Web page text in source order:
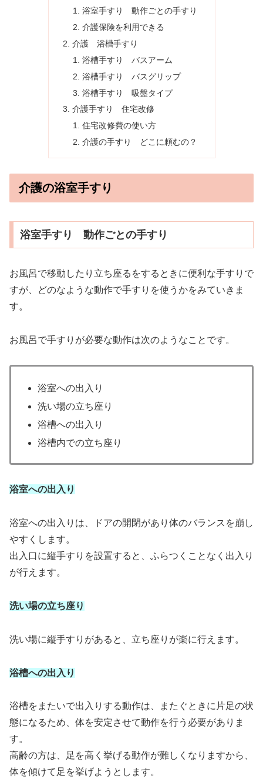
浴室手すり 動作ごとの手すり
介護保険を利用できる
介護 浴槽手すり
浴槽手すり バスアーム
浴槽手すり バスグリップ
浴槽手すり 吸盤タイプ
介護手すり 住宅改修
住宅改修費の使い方
介護の手すり どこに頼むの？
介護の浴室手すり
浴室手すり 動作ごとの手すり
お風呂で移動したり立ち座るをするときに便利な手すりで
すが、どのなような動作で手すりを使うかをみていきま
す。
お風呂で手すりが必要な動作は次のようなことです。
浴室への出入り
洗い場の立ち座り
浴槽への出入り
浴槽内での立ち座り
浴室への出入り
浴室への出入りは、ドアの開閉があり体のバランスを崩し
やすくします。
出入口に縦手すりを設置すると、ふらつくことなく出入り
が行えます。
洗い場の立ち座り
洗い場に縦手すりがあると、立ち座りが楽に行えます。
浴槽への出入り
浴槽をまたいで出入りする動作は、またぐときに片足の状
態になるため、体を安定させて動作を行う必要がありま
す。
高齢の方は、足を高く挙げる動作が難しくなりますから、
体を傾けて足を挙げようとします。